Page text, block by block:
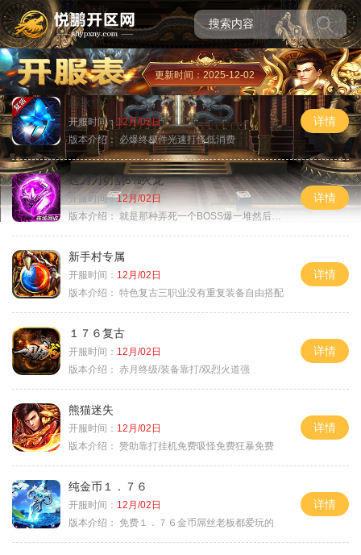
更新时间：2025-12-02
新冰雪
开服时间：12月/02日
版本介绍：必爆终极件光速打怪低消费
详情
送刀刀切割5%火龙
开服时间：12月/02日
版本介绍： 就是那种弄死一个BOSS爆一堆然后就起飞
详情
新手村专属
开服时间： 12月/02日
版本介绍： 特色复古三职业没有重复装备自由搭配
详情
１７６复古
开服时间： 12月/02日
版本介绍： 赤月终级/装备靠打/双烈火道强
详情
熊猫迷失
开服时间： 12月/02日
版本介绍： 赞助靠打挂机免费吸怪免费狂暴免费
详情
纯金币１．７６
开服时间： 12月/02日
版本介绍： 免费１．７６金币屌丝老板都爱玩的
详情